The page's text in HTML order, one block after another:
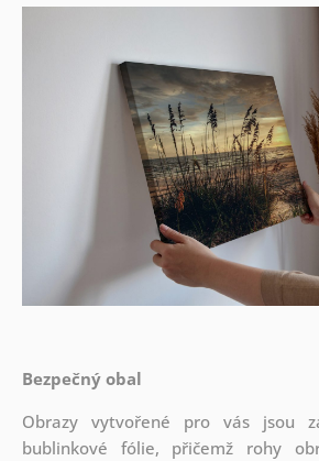
Bezpečný obal
Obrazy vytvořené pro vás jsou
bublinkové fólie, přičemž rohy